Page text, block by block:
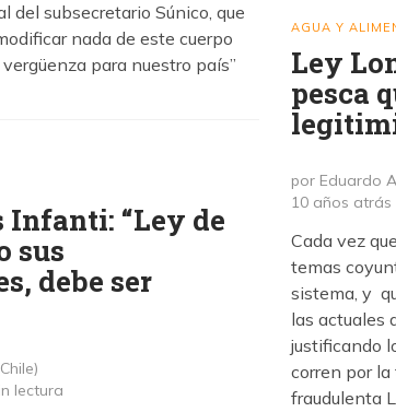
del subsecretario Súnico, que
nada de este cuerpo
para nuestro país”
AGUA Y
Ley
pesca
por Eduardo
10 años atrás
Cada vez
temas
sistema, y
las actuales
justificando
corren por
fraudulenta
Infanti: “Ley de
sus
debe ser
lectura